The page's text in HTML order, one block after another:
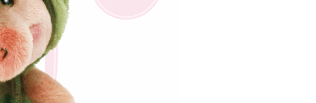
3.現在、台湾の会員のみご利用いただけます。
三、利用規約「AFTEE代金後払い」（以下当サービスという）はネット
プロテクションズ（以下 AFTEE という）が提供し、AFTEEが代金を徴収
します。当サービスご利用の際に提供しなければならない個人情報（注
文者の氏名、電話番号、受取人の氏名、電話番号、受取人住所を含むが
これに限らない）は、AFTEEに渡され当サービスで必要な範囲内で利用
されます。AFTEEの個人情報の収集、処理、利用について、詳細は
AFTEE公式ホームページの『個人情報の収集、処理及び利用に関する声
明』をご参照ください（